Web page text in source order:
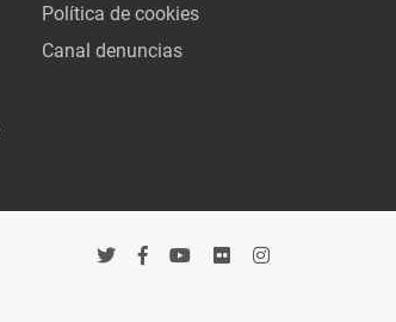
Política de cookies
Canal denuncias